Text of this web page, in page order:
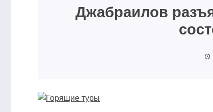
Джабраилов